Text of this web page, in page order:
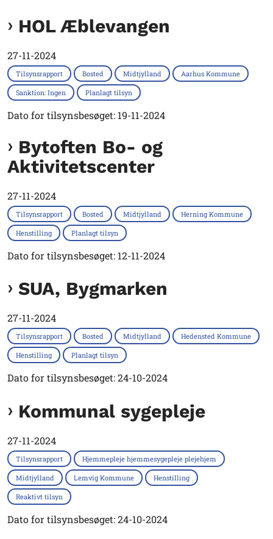
HOL Æblevangen
27-11-2024
Tilsynsrapport Bosted Midtjylland Aarhus Kommune
Sanktion: Ingen Planlagt tilsyn
Dato for tilsynsbesøget: 19-11-2024
Bytoften Bo- og
Aktivitetscenter
27-11-2024
Tilsynsrapport Bosted Midtjylland Herning Kommune
Henstilling Planlagt tilsyn
Dato for tilsynsbesøget: 12-11-2024
SUA, Bygmarken
27-11-2024
Tilsynsrapport Bosted Midtjylland Hedensted Kommune
Henstilling Planlagt tilsyn
Dato for tilsynsbesøget: 24-10-2024
Kommunal sygepleje
27-11-2024
Tilsynsrapport Hjemmepleje hjemmesygepleje plejehjem
Midtjylland Lemvig Kommune Henstilling
Reaktivt tilsyn
Dato for tilsynsbesøget: 24-10-2024